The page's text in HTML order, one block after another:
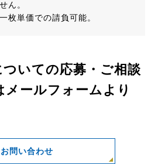
ん。
枚単価での請負可能。
いての応募・ご相談
メールフォームより
お問い合わせ